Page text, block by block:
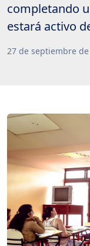
completando
estará activo
27 de septiembre de